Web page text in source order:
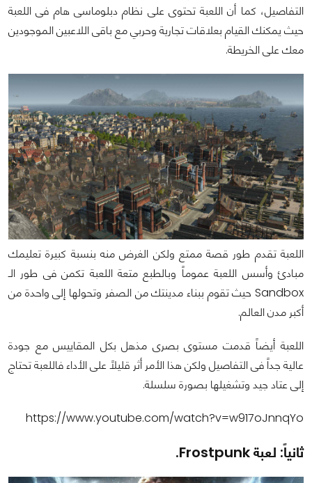
التفاصيل، كما أن اللعبة تحتوى على نظام دبلوماسى هام فى اللعبة
حيث يمكنك القيام بعلاقات تجارية وحربي مع باقى اللاعبين الموجودين
معك على الخريطة.
اللعبة تقدم طور قصة ممتع ولكن الغرض منه بنسبة كبيرة تعليمك
مبادئ وأسس اللعبة عموماً وبالطبع متعة اللعبة تكمن فى طور الـ
Sandbox حيث تقوم ببناء مدينتك من الصفر وتحولها إلى واحدة من
أكبر مدن العالم.
اللعبة أيضاً قدمت مستوى بصرى مذهل بكل المقاييس مع جودة
عالية جداً فى التفاصيل ولكن هذا الأمر أثر قليلاً على الأداء فاللعبة تحتاج
إلى عتاد جيد وتشغيلها بصورة سلسلة.
https://www.youtube.com/watch?v=w917oJnnqYo
ثانياً: لعبة Frostpunk.